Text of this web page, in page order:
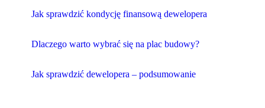
Jak sprawdzić kondycję finansową dewelopera
Dlaczego warto wybrać się na plac budowy?
Jak sprawdzić dewelopera – podsumowanie